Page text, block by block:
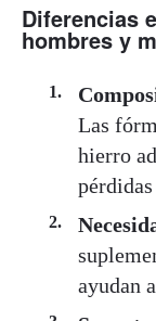
Diferencias
hombres y
Las
hierro
ayudan